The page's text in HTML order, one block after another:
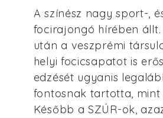
A színész nagy sport-,
focirajongó hírében állt.
után a veszprémi
helyi focicsapatot is
edzését ugyanis
fontosnak tartotta, mint
Később a SZÚR-ok,